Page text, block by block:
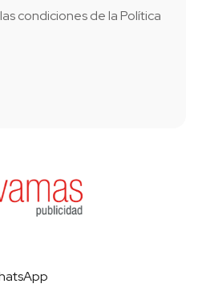
condiciones de laPolítica